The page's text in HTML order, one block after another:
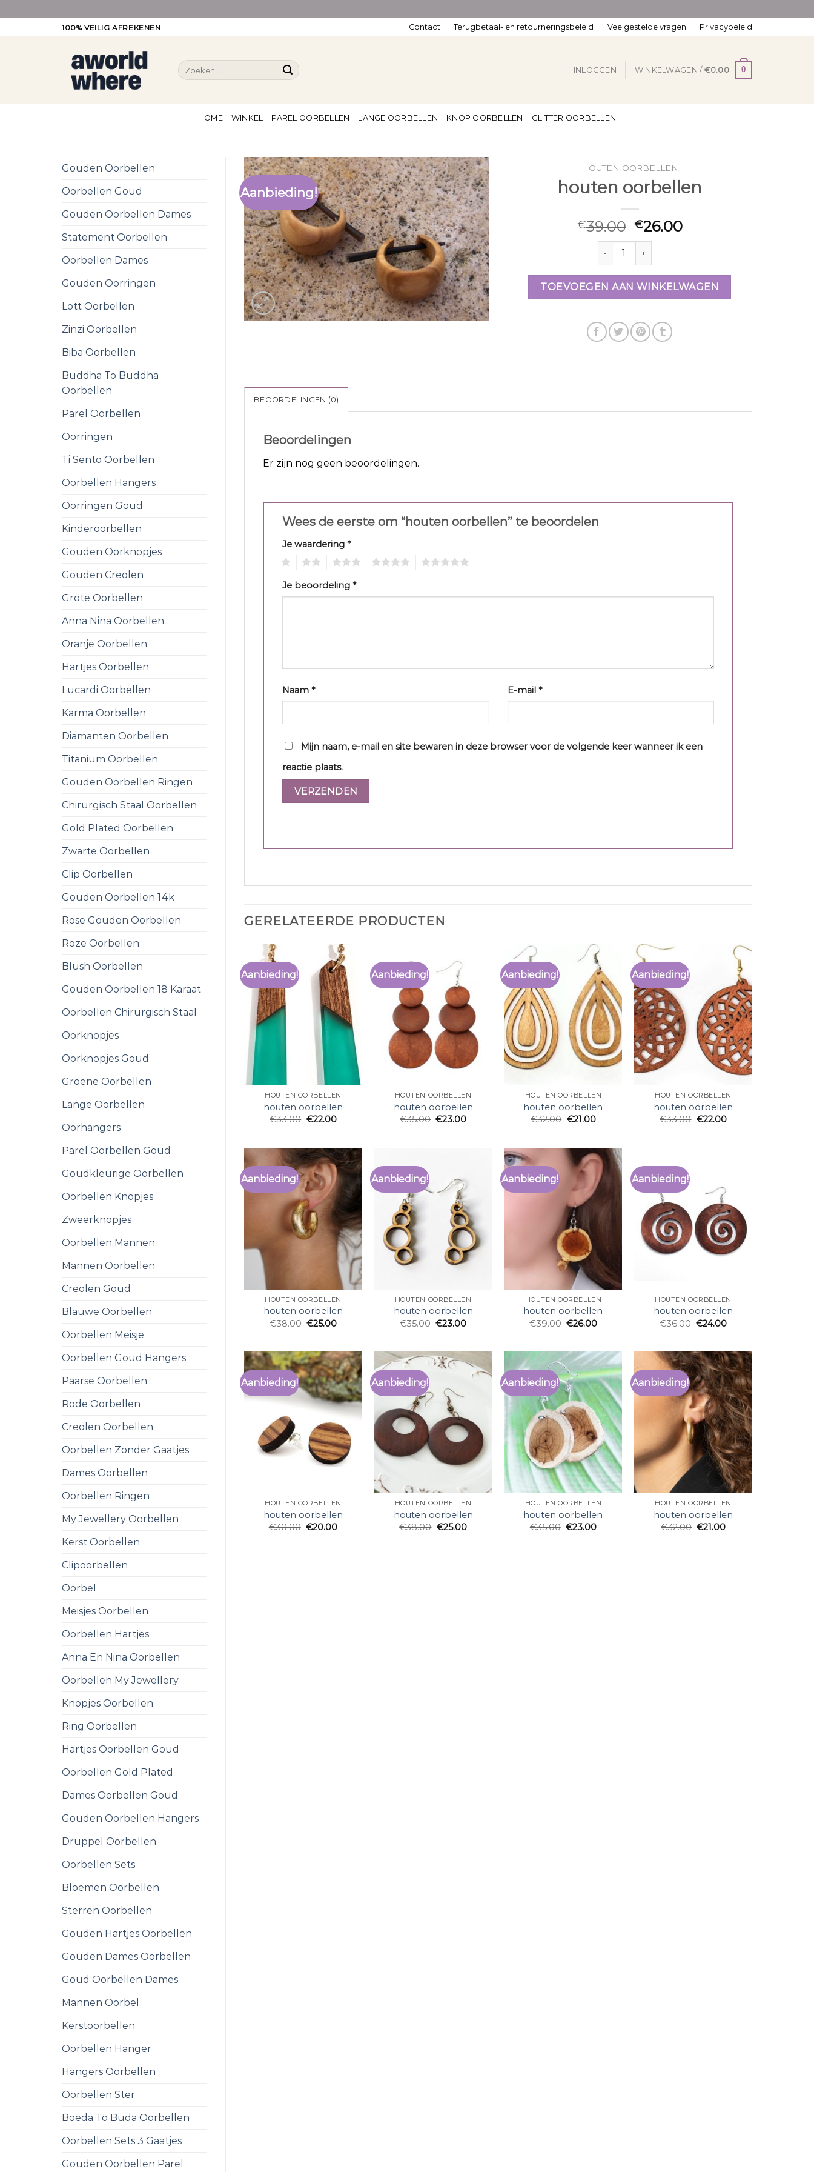
100% VEILIG AFREKENEN Contact Terugbetaal- en retourneringsbeleid Veelgestelde vragen Privacybeleid
Zoeken
naar:
INLOGGEN WINKELWAGEN / €0.00 0
HOME WINKEL PAREL OORBELLEN LANGE OORBELLEN KNOP OORBELLEN GLITTER OORBELLEN
Gouden Oorbellen
Oorbellen Goud
Gouden Oorbellen Dames
Statement Oorbellen
Oorbellen Dames
Gouden Oorringen
Lott Oorbellen
Zinzi Oorbellen
Biba Oorbellen
Buddha To Buddha
Oorbellen
Parel Oorbellen
Oorringen
Ti Sento Oorbellen
Oorbellen Hangers
Oorringen Goud
Kinderoorbellen
Gouden Oorknopjes
Gouden Creolen
Grote Oorbellen
Anna Nina Oorbellen
Oranje Oorbellen
Hartjes Oorbellen
Lucardi Oorbellen
Karma Oorbellen
Diamanten Oorbellen
Titanium Oorbellen
Gouden Oorbellen Ringen
Chirurgisch Staal Oorbellen
Gold Plated Oorbellen
Zwarte Oorbellen
Clip Oorbellen
Gouden Oorbellen 14k
Rose Gouden Oorbellen
Roze Oorbellen
Blush Oorbellen
Gouden Oorbellen 18 Karaat
Oorbellen Chirurgisch Staal
Oorknopjes
Oorknopjes Goud
Groene Oorbellen
Lange Oorbellen
Oorhangers
Parel Oorbellen Goud
Goudkleurige Oorbellen
Oorbellen Knopjes
Zweerknopjes
Oorbellen Mannen
Mannen Oorbellen
Creolen Goud
Blauwe Oorbellen
Oorbellen Meisje
Oorbellen Goud Hangers
Paarse Oorbellen
Rode Oorbellen
Creolen Oorbellen
Oorbellen Zonder Gaatjes
Dames Oorbellen
Oorbellen Ringen
My Jewellery Oorbellen
Kerst Oorbellen
Clipoorbellen
Oorbel
Meisjes Oorbellen
Oorbellen Hartjes
Anna En Nina Oorbellen
Oorbellen My Jewellery
Knopjes Oorbellen
Ring Oorbellen
Hartjes Oorbellen Goud
Oorbellen Gold Plated
Dames Oorbellen Goud
Gouden Oorbellen Hangers
Druppel Oorbellen
Oorbellen Sets
Bloemen Oorbellen
Sterren Oorbellen
Gouden Hartjes Oorbellen
Gouden Dames Oorbellen
Goud Oorbellen Dames
Mannen Oorbel
Kerstoorbellen
Oorbellen Hanger
Hangers Oorbellen
Oorbellen Ster
Boeda To Buda Oorbellen
Oorbellen Sets 3 Gaatjes
Gouden Oorbellen Parel
Aanbieding!
HOUTEN OORBELLEN
houten oorbellen
€39.00 €26.00
houten oorbellen aantal
TOEVOEGEN AAN WINKELWAGEN
BEOORDELINGEN (0)
Beoordelingen
Er zijn nog geen beoordelingen.
Wees de eerste om “houten oorbellen” te beoordelen
Je waardering *
Je beoordeling *
Naam * E-mail *
Mijn naam, e-mail en site bewaren in deze browser voor de volgende keer wanneer ik een
reactie plaats.
GERELATEERDE PRODUCTEN
Aanbieding!
HOUTEN OORBELLEN
houten oorbellen
€33.00 €22.00
Aanbieding!
HOUTEN OORBELLEN
houten oorbellen
€35.00 €23.00
Aanbieding!
HOUTEN OORBELLEN
houten oorbellen
€32.00 €21.00
Aanbieding!
HOUTEN OORBELLEN
houten oorbellen
€33.00 €22.00
Aanbieding!
HOUTEN OORBELLEN
houten oorbellen
€38.00 €25.00
Aanbieding!
HOUTEN OORBELLEN
houten oorbellen
€35.00 €23.00
Aanbieding!
HOUTEN OORBELLEN
houten oorbellen
€39.00 €26.00
Aanbieding!
HOUTEN OORBELLEN
houten oorbellen
€36.00 €24.00
Aanbieding!
HOUTEN OORBELLEN
houten oorbellen
€30.00 €20.00
Aanbieding!
HOUTEN OORBELLEN
houten oorbellen
€38.00 €25.00
Aanbieding!
HOUTEN OORBELLEN
houten oorbellen
€35.00 €23.00
Aanbieding!
HOUTEN OORBELLEN
houten oorbellen
€32.00 €21.00